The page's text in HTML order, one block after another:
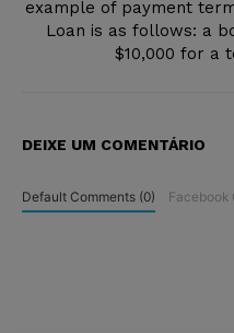
example of payment
Loan is as follows: a
$10,000 for a
DEIXE UM COMENTÁRIO
Default Comments (0) Facebook